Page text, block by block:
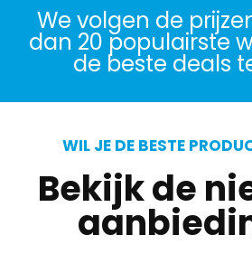
We volgen de
dan 20 populairste
de beste deals
WIL JE DE BESTE
Bekijk de